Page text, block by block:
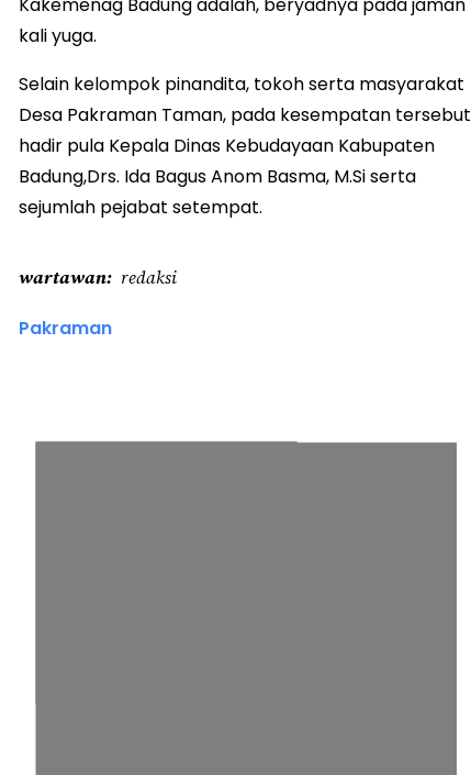
kali yuga.
Selain kelompok pinandita, tokoh serta masyarakat
Desa Pakraman Taman, pada kesempatan tersebut
hadir pula Kepala Dinas Kebudayaan Kabupaten
Badung,Drs. Ida Bagus Anom Basma, M.Si serta
sejumlah pejabat setempat.
wartawan redaksi
Pakraman